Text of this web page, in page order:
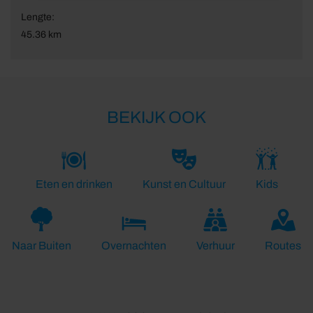
Lengte:
45.36 km
BEKIJK OOK
Eten en drinken Kunst en Cultuur Kids
Naar Buiten Overnachten Verhuur Routes